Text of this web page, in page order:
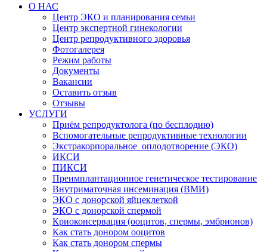
О НАС
Центр ЭКО и планирования семьи
Центр экспертной гинекологии
Центр репродуктивного здоровья
Фотогалерея
Режим работы
Документы
Вакансии
Оставить отзыв
Отзывы
УСЛУГИ
Приём репродуктолога (по бесплодию)
Вспомогательные репродуктивные технологии
Экстракорпоральное оплодотворение (ЭКО)
ИКСИ
ПИКСИ
Преимплантационное генетическое тестирование
Внутриматочная инсеминация (ВМИ)
ЭКО с донорской яйцеклеткой
ЭКО с донорской спермой
Криоконсервация (ооцитов, спермы, эмбрионов)
Как стать донором ооцитов
Как стать донором спермы